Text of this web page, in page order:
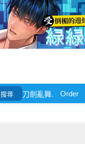
搜尋 刀劍亂舞. Order